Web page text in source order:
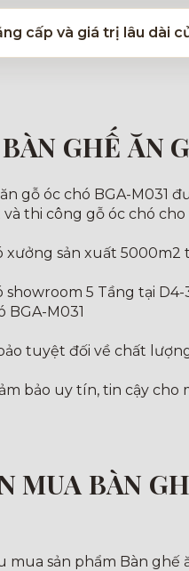
cấp và giá trị lâu dài
GHẾ ĂN
gỗ óc chó BGA-M031
và thi công gỗ óc chó
xưởng sản xuất 5000m2
showroom 5 Tầng tại
BGA-M031
tuyệt đối về chất
bảo uy tín, tin cậy cho
MUA BÀN
mua sản phẩm Bàn ghế